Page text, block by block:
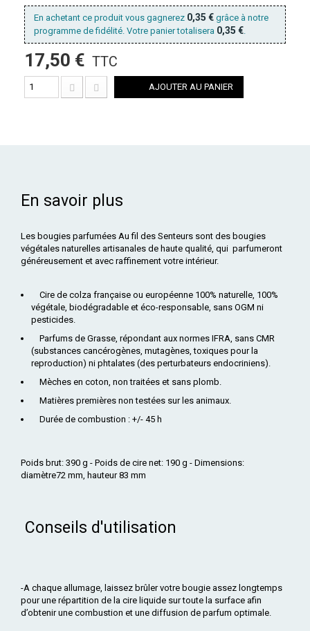
En achetant ce produit vous gagnerez 0,35 €grâce à notre
programme de fidélité. Votre panier totalisera 0,35 €.
17,50 € TTC
AJOUTER AU PANIER
En savoir plus
Les bougies parfumées Au fil des Senteurs sont des bougies
végétales naturelles artisanales de haute qualité, qui parfumeront
généreusement et avec raffinement votre intérieur.
Cire de colza française ou européenne 100% naturelle, 100%
végétale, biodégradable et éco-responsable, sans OGM ni
pesticides.
Parfums de Grasse, répondant aux normes IFRA, sans CMR
(substances cancérogènes, mutagènes, toxiques pour la
reproduction) ni phtalates (des perturbateurs endocriniens).
Mèches en coton, non traitées et sans plomb.
Matières premières non testées sur les animaux.
Durée de combustion : +/- 45 h
Poids brut: 390 g - Poids de cire net: 190 g - Dimensions:
diamètre72 mm, hauteur 83 mm
Conseils d'utilisation
-A chaque allumage, laissez brûler votre bougie assez longtemps
pour une répartition de la cire liquide sur toute la surface afin
d’obtenir une combustion et une diffusion de parfum optimale.